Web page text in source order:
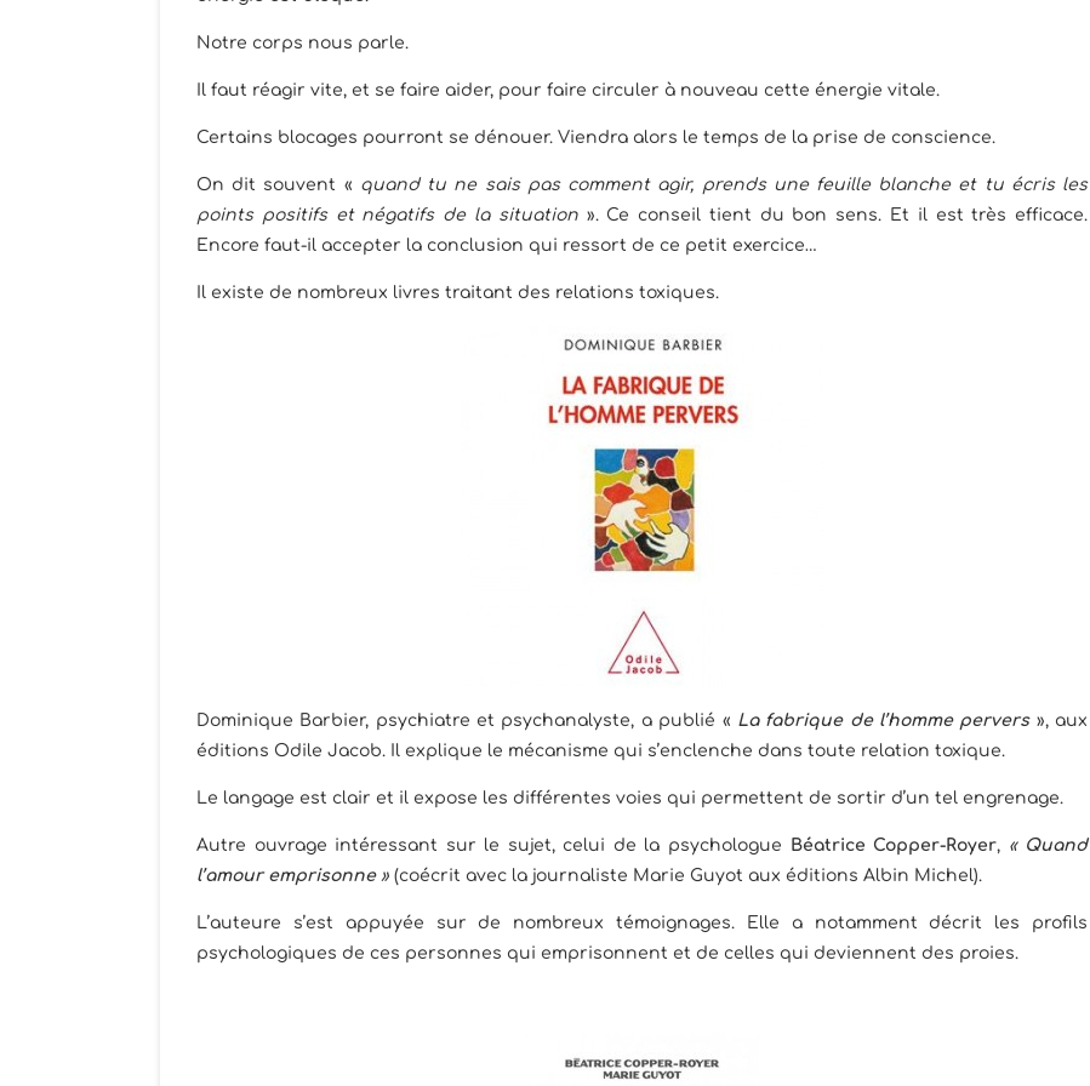
Notre corps nous parle.
Il faut réagir vite, et se faire aider, pour faire circuler à nouveau cette énergie vitale.
Certains blocages pourront se dénouer. Viendra alors le temps de la prise de conscience.
On dit souvent « quand tu ne sais pas comment agir, prends une feuille blanche et tu écris les
points positifs et négatifs de la situation». Ce conseil tient du bon sens. Et il est très efficace.
Encore faut-il accepter la conclusion qui ressort de ce petit exercice…
Il existe de nombreux livres traitant des relations toxiques.
Dominique Barbier, psychiatre et psychanalyste, a publié « La fabrique de l’homme pervers », aux
éditions Odile Jacob. Il explique le mécanisme qui s’enclenche dans toute relation toxique.
Le langage est clair et il expose les différentes voies qui permettent de sortir d’un tel engrenage.
Autre ouvrage intéressant sur le sujet, celui de la psychologue Béatrice Copper-Royer, « Quand
l’amour emprisonne» (coécrit avec la journaliste Marie Guyot aux éditions Albin Michel).
L’auteure s’est appuyée sur de nombreux témoignages. Elle a notamment décrit les profils
psychologiques de ces personnes qui emprisonnent et de celles qui deviennent des proies.